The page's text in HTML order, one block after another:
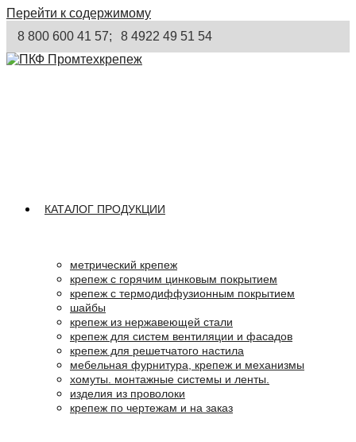
Перейти к содержимому
8 800 600 41 57;
8 4922 49 51 54
КАТАЛОГ ПРОДУКЦИИ
метрический крепеж
крепеж с горячим цинковым покрытием
крепеж с термодиффузионным покрытием
шайбы
крепеж из нержавеющей стали
крепеж для систем вентиляции и фасадов
крепеж для решетчатого настила
мебельная фурнитура, крепеж и механизмы
хомуты. монтажные системы и ленты.
изделия из проволоки
крепеж по чертежам и на заказ